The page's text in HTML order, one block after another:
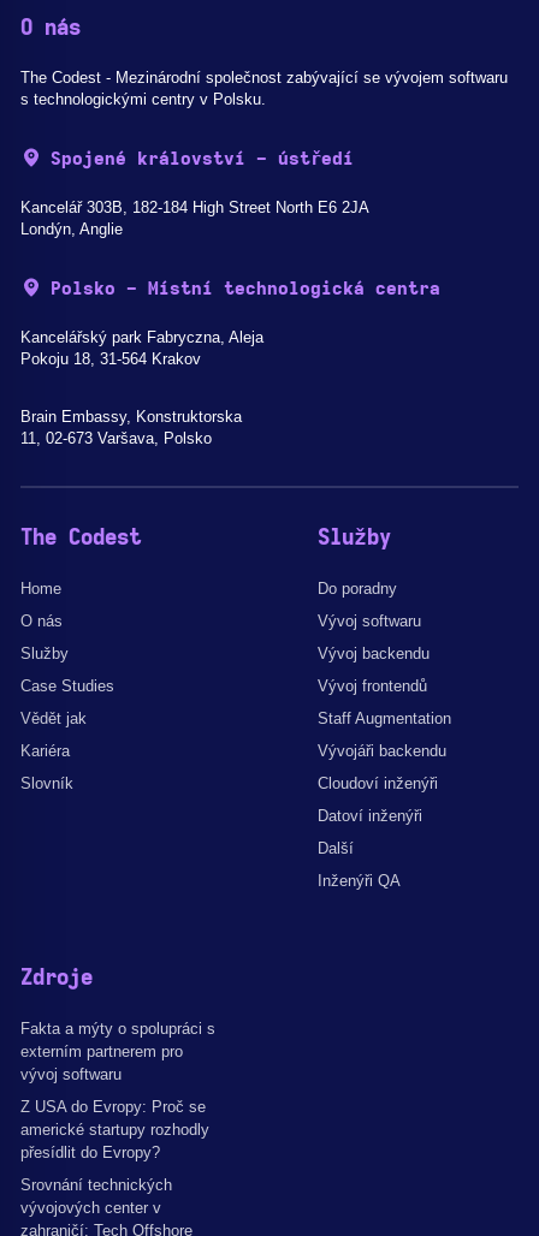
O nás
The Codest - Mezinárodní společnost zabývající se vývojem softwaru
s technologickými centry v Polsku.
Spojené království - ústředí
Kancelář 303B, 182-184 High Street North E6 2JA
Londýn, Anglie
Polsko - Místní technologická centra
Kancelářský park Fabryczna, Aleja
Pokoju 18, 31-564 Krakov
Brain Embassy, Konstruktorska
11, 02-673 Varšava, Polsko
The Codest
Home
O nás
Služby
Case Studies
Vědět jak
Kariéra
Slovník
Služby
Do poradny
Vývoj softwaru
Vývoj backendu
Vývoj frontendů
Staff Augmentation
Vývojáři backendu
Cloudoví inženýři
Datoví inženýři
Další
Inženýři QA
Zdroje
Fakta a mýty o spolupráci s
externím partnerem pro
vývoj softwaru
Z USA do Evropy: Proč se
americké startupy rozhodly
přesídlit do Evropy?
Srovnání technických
vývojových center v
zahraničí: Tech Offshore